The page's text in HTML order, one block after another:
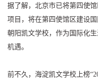
据了解，北京市已将第四使
项目，将在第四使馆区建设
朝阳凯文学校，作为国际化
机遇。
前不久，海淀凯文学校上榜